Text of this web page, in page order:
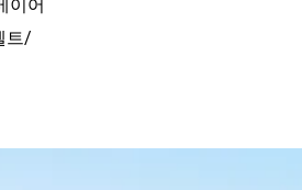
이어
트/